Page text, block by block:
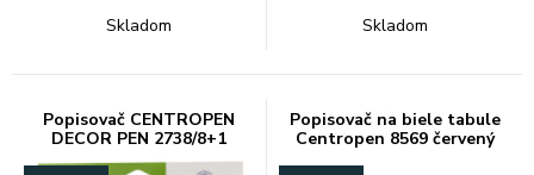
Skladom Skladom
Popisovač CENTROPEN
DECOR PEN 2738/8+1
Popisovač na biele tabule
Centropen 8569 červený